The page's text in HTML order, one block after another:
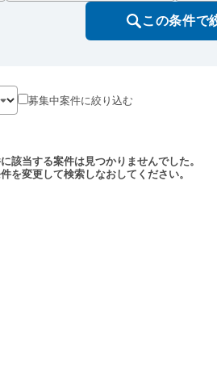
この条件で
募集中案件に絞り込む
該当する案件は見つかりませんでした。
を変更して検索しなおしてください。